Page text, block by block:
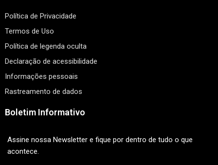
Política de Privacidade
Termos de Uso
Política de legenda oculta
Declaração de acessibilidade
Informações pessoais
Rastreamento de dados
Boletim Informativo
Assine nossa Newsletter e fique por dentro de tudo o que
acontece.